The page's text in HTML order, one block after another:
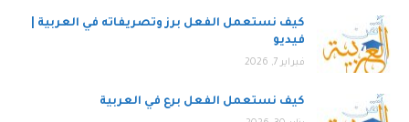
كيف نستعمل الفعل برز وتصريفاته في العربية |
فيديو
فبراير 7, 2026
كيف نستعمل الفعل برع في العربية